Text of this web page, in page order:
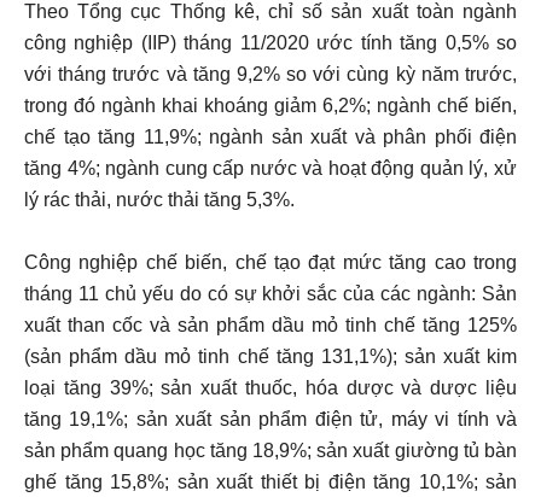
Theo Tổng cục Thống kê, chỉ số sản xuất toàn ngành
công nghiệp (IIP) tháng 11/2020 ước tính tăng 0,5% so
với tháng trước và tăng 9,2% so với cùng kỳ năm trước,
trong đó ngành khai khoáng giảm 6,2%; ngành chế biến,
chế tạo tăng 11,9%; ngành sản xuất và phân phối điện
tăng 4%; ngành cung cấp nước và hoạt động quản lý, xử
lý rác thải, nước thải tăng 5,3%.
Công nghiệp chế biến, chế tạo đạt mức tăng cao trong
tháng 11 chủ yếu do có sự khởi sắc của các ngành: Sản
xuất than cốc và sản phẩm dầu mỏ tinh chế tăng 125%
(sản phẩm dầu mỏ tinh chế tăng 131,1%); sản xuất kim
loại tăng 39%; sản xuất thuốc, hóa dược và dược liệu
tăng 19,1%; sản xuất sản phẩm điện tử, máy vi tính và
sản phẩm quang học tăng 18,9%; sản xuất giường tủ bàn
ghế tăng 15,8%; sản xuất thiết bị điện tăng 10,1%; sản